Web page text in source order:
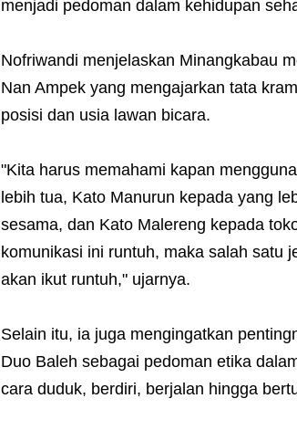
menjadi pedoman dalam kehidupan
Nofriwandi menjelaskan Minangkabau
Nan Ampek yang mengajarkan tata
posisi dan usia lawan bicara.
"Kita harus memahami kapan
lebih tua, Kato Manurun kepada yang
sesama, dan Kato Malereng kepada
komunikasi ini runtuh, maka salah satu
akan ikut runtuh," ujarnya.
Selain itu, ia juga mengingatkan
Duo Baleh sebagai pedoman etika
cara duduk, berdiri, berjalan hingga